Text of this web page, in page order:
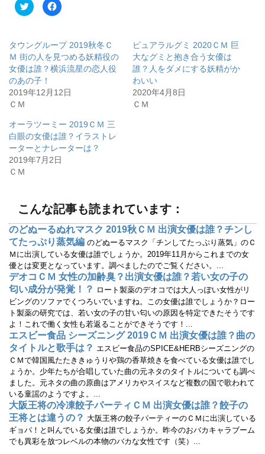
ク
リ
T
w
i
t
t
e
r
で
新
し
い
ウ
ィ
ン
ま
す
F
a
o
k
で
共
有
る
に
ッ
ク
し
て
だ
い
ウ
ィ
ン
ド
ウ
で
開
き
ま
す
)
タウングループ 2019秋冬Ｃ
Ｍ 街の人を見つめる妖精役の
女優は誰？横浜流星の恋人役
のあの子！
2019年12月12日
ＣＭ
ピュアラルグミ 2020ＣＭ 巨
大なグミと抱き合う女優は
誰？人をダメにする妖精がか
わいい
2020年4月8日
ＣＭ
オーラツーミー 2019ＣＭ 三
白眼の女優は誰？イラストレ
ーターとナレーターは？
2019年7月2日
ＣＭ
こんな記事も読まれています：
のどぬーるぬれマスク 2019秋ＣＭ 出演女優は誰？チンし
てたっぷり蒸気編 のどぬーるマスク「チンしてたっぷり蒸気」のＣ
Ｍに出演している女優は誰でしょうか。2019年11月からこれまでの女
優とは変更となっています。調べましたのでご覧ください。...
デオコＣＭ 女性の加齢臭？出演女優は誰？若い女の子の
匂い成分が発覚！？ ロート製薬のデオコでは大人っぽい女性がリ
ビングのソファでくつろいでいますね。この女優は誰でしょうか？ロー
ト製薬の研究では、若い女の子の甘い匂いの原因を特定できたそうです
よ！これで働く女性も若返ることができそうです！...
エスビー食品 シーズニング 2019ＣＭ 出演女優は誰？曲の
タイトルと歌手は？ エスビー食品のSPICE&HERBシーズニングの
ＣＭで韓国風たたききゅうりや鶏の香草焼きを食べている女優は誰でし
ょうか。少年たちが合唱していた曲の元ネタのタイトルについても調べ
ました。元ネタの曲の原曲はアメリカやスイスなど複数の国で歌われて
いる童謡のようですよ。...
大阪王将の冷凍餃子パーティＣＭ 出演女優は誰？餃子の
王将とは違うの？ 大阪王将の餃子パーティーのＣＭに出演している
ギョパ！と叫んでいる女優は誰でしょうか。昨今のおバカキャラブーム
でも異彩を放つレベルの本物のバカな女性です（笑）...